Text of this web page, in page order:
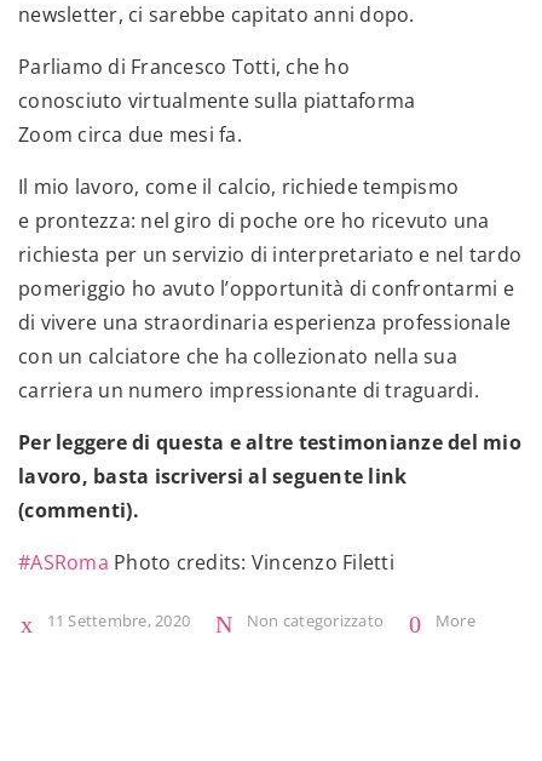
newsletter, ci sarebbe capitato anni dopo.
Parliamo di Francesco Totti, che ho
conosciuto virtualmente sulla piattaforma
Zoom circa due mesi fa.
Il mio lavoro, come il calcio, richiede tempismo
e prontezza: nel giro di poche ore ho ricevuto una
richiesta per un servizio di interpretariato e nel tardo
pomeriggio ho avuto l’opportunità di confrontarmi e
di vivere una straordinaria esperienza professionale
con un calciatore che ha collezionato nella sua
carriera un numero impressionante di traguardi.
Per leggere di questa e altre testimonianze del mio
lavoro, basta iscriversi al seguente link
(commenti).
#ASRoma Photo credits: Vincenzo Filetti
11 Settembre, 2020 Non categorizzato More